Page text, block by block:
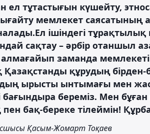
ел тұтастығын күшейту,
нығайту мемлекет
ішіндегі
сақтау – әрбір отаншыл
алмағайып заманда
құрудың бірден-
ырысты ынтымағы мен
бағындыра береміз. Мен
бақ-береке тілеймін!
Қасым-Жомарт Тоқаев